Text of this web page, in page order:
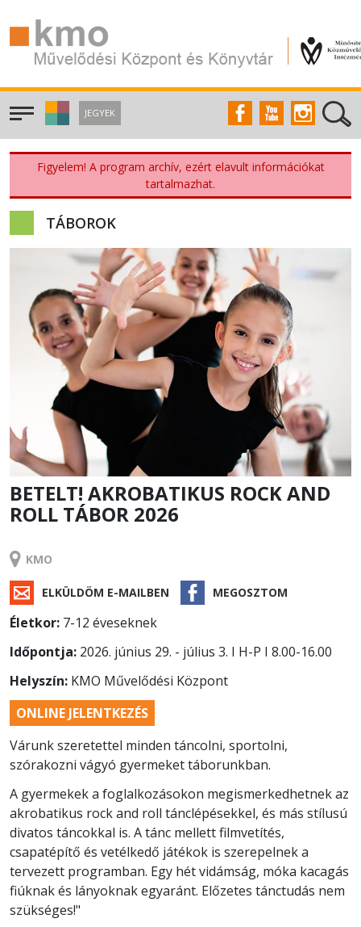
JEGYEK
Figyelem! A program archív, ezért elavult információkat
tartalmazhat.
TÁBOROK
BETELT! AKROBATIKUS ROCK AND
ROLL TÁBOR 2026
KMO
ELKÜLDÖM E-MAILBEN MEGOSZTOM
Életkor: 7-12 éveseknek
Időpontja: 2026. június 29. - július 3. I H-P I 8.00-16.00
Helyszín: KMO Művelődési Központ
ONLINE JELENTKEZÉS
Várunk szeretettel minden táncolni, sportolni,
szórakozni vágyó gyermeket táborunkban.
A gyermekek a foglalkozásokon megismerkedhetnek az
akrobatikus rock and roll tánclépésekkel, és más stílusú
divatos táncokkal is. A tánc mellett filmvetítés,
csapatépítő és vetélkedő játékok is szerepelnek a
tervezett programban. Egy hét vidámság, móka kacagás
fiúknak és lányoknak egyaránt. Előzetes tánctudás nem
szükséges!"